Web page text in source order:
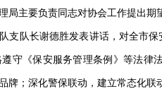
局主要负责同志对协会工作提出期
支队长谢德胜发表讲话， 对全市保
守《保安服务管理条例》等法律
牌；深化警保联动，建立常态化